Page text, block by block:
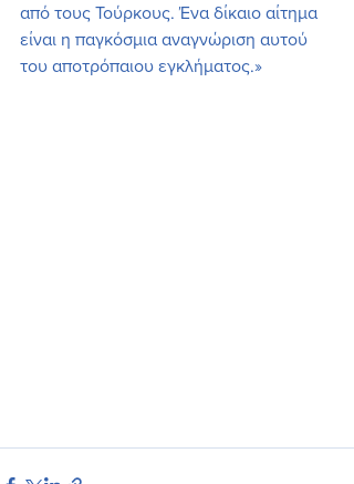
από τους Τούρκους. Ένα δίκαιο αίτημα
είναι η παγκόσμια αναγνώριση αυτού
του αποτρόπαιου εγκλήματος.»